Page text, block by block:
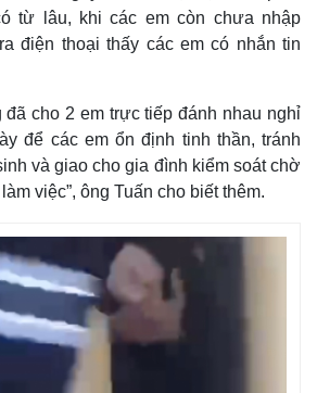
từ lâu, khi các em còn chưa nhập
điện thoại thấy các em có nhắn tin
cho 2 em trực tiếp đánh nhau nghỉ
để các em ổn định tinh thần, tránh
và giao cho gia đình kiểm soát chờ
việc”, ông Tuấn cho biết thêm.